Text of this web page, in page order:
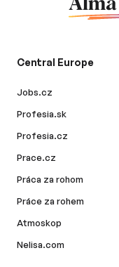
Alma
Central Europe
Jobs.cz
Profesia.sk
Profesia.cz
Prace.cz
Práca za rohom
Práce za rohem
Atmoskop
Nelisa.com